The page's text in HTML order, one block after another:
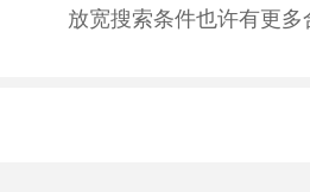
放宽搜索条件也许有更